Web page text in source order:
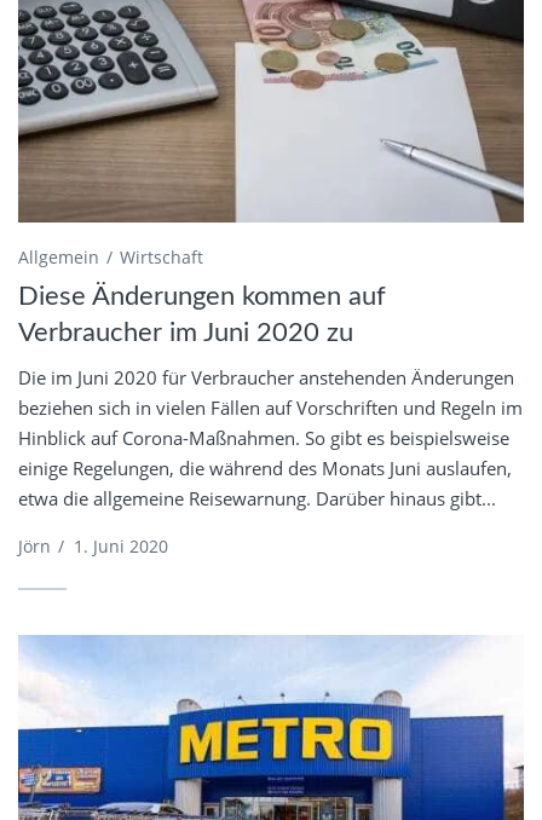
Allgemein Wirtschaft
Diese Änderungen kommen auf
Verbraucher im Juni 2020 zu
Die im Juni 2020 für Verbraucher anstehenden Änderungen
beziehen sich in vielen Fällen auf Vorschriften und Regeln im
Hinblick auf Corona-Maßnahmen. So gibt es beispielsweise
einige Regelungen, die während des Monats Juni auslaufen,
etwa die allgemeine Reisewarnung. Darüber hinaus gibt...
Jörn / 1. Juni 2020